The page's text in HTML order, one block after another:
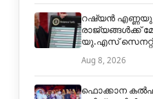
റഷ്യൻ എണ്ണയും
രാജ്യങ്ങൾക്ക്
യു.എസ് സെനറ്റ്
Aug 8, 2026
ഫൊക്കാന